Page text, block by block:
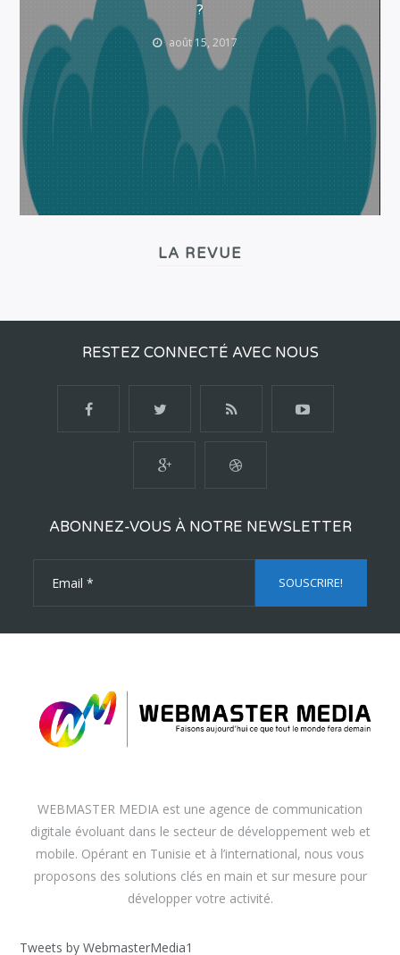
?
août 15, 2017
LA REVUE
RESTEZ CONNECTÉ AVEC NOUS
ABONNEZ-VOUS À NOTRE NEWSLETTER
WEBMASTER MEDIA est une agence de communication
digitale évoluant dans le secteur de développement web et
mobile. Opérant en Tunisie et à l’international, nous vous
proposons des solutions clés en main et sur mesure pour
développer votre activité.
Tweets by WebmasterMedia1